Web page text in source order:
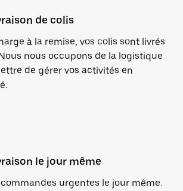
de colis
à la remise, vos colis sont livrés
nous occupons de la logistique
de gérer vos activités en
le jour même
urgentes le jour même.